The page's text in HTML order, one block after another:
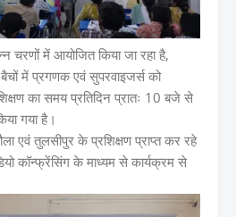
चरणों में आयोजित किया जा रहा है,
में प्रगणक एवं सुपरवाइजर्स को
का समय प्रतिदिन प्रातः 10 बजे से
गया है।
एवं तुलसीपुर के प्रशिक्षण प्राप्त कर रहे
कॉन्फ्रेंसिंग के माध्यम से कार्यक्रम से